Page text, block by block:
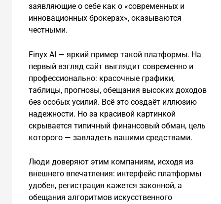
заявляющие о себе как о «современных и
инновационных брокерах», оказываются
честными.
Finyx AI — яркий пример такой платформы. На
первый взгляд сайт выглядит современно и
профессионально: красочные графики,
таблицы, прогнозы, обещания высоких доходов
без особых усилий. Всё это создаёт иллюзию
надежности. Но за красивой картинкой
скрывается типичный финансовый обман, цель
которого — завладеть вашими средствами.
Люди доверяют этим компаниям, исходя из
внешнего впечатления: интерфейс платформы
удобен, регистрация кажется законной, а
обещания алгоритмов искусственного